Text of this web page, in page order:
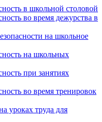
в школьной столовой
во время дежурства в
на школьное
на школьных
при занятиях
во время тренировок
уроках труда для